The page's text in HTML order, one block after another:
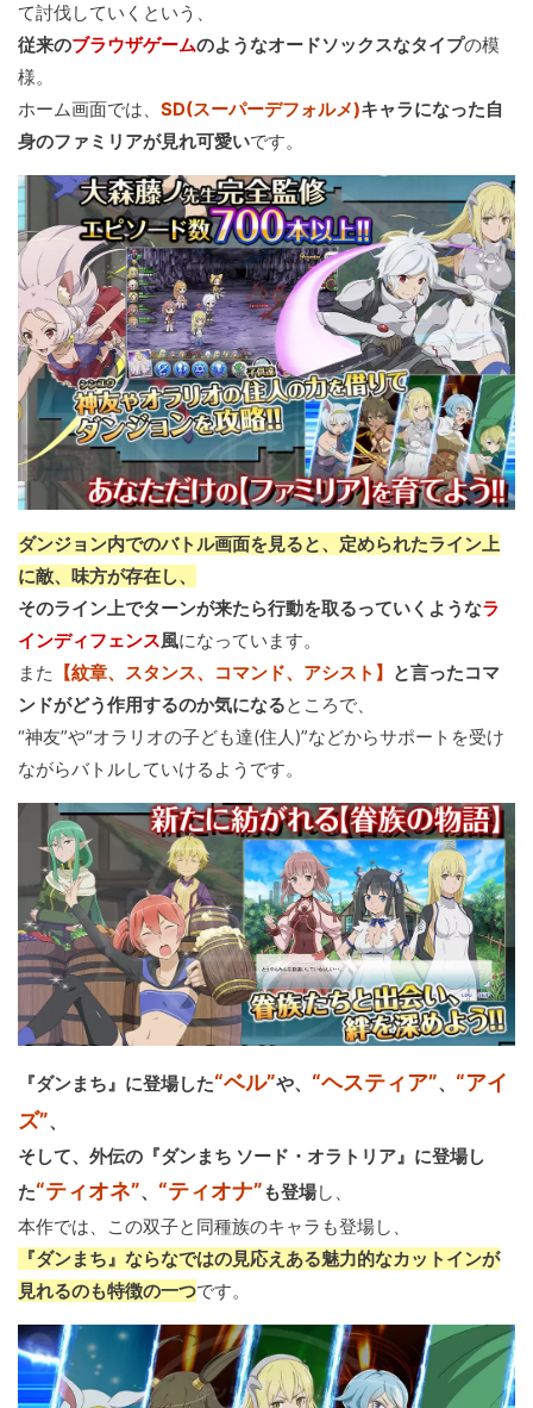
て討伐していくという、
従来のブラウザゲームのようなオードソックスなタイプの模
様。
ホーム画面では、 SD(スーパーデフォルメ)キャラになった自
身のファミリアが見れ可愛いです。
ダンジョン内でのバトル画面を見ると、定められたライン上
に敵、味方が存在し、
そのライン上でターンが来たら行動を取るっていくようなラ
インディフェンス風になっています。
また
【紋章、スタンス、コマンド、アシスト】
と言ったコマ
ンドがどう作用するのか気になるところで、
“神友”や“オラリオの子ども達(住人)”などからサポートを受け
ながらバトルしていけるようです。
『ダンまち』に登場した“ベル”や、 “ヘスティア”、 “アイ
ズ”、
そして、外伝の『ダンまち ソード・オラトリア』に登場し
た“ティオネ”、 “ティオナ”も登場し、
本作では、この双子と同種族のキャラも登場し、
『ダンまち』ならなではの見応えある魅力的なカットインが
見れるのも特徴の一つです。